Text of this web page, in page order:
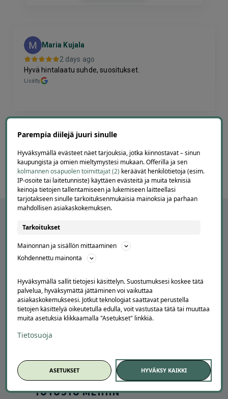
Maria Kujala
2 days ago
Hyvä hintalaatu suhde, suositukset.
Lisätty
Page
APUA JA NEUVOJA
Asiakaspalvelu
Usein kysytyt kysymykset
Suosittele Offerillaa
TUTUSTU MEIHIN
Parempia diilejä juuri sinulle
Hyväksymällä evästeet näet tarjouksia, jotka kiinnostavat – sinun
kaupungista ja omien mieltymystesi mukaan. Offerilla ja sen
kolmannen osapuolen toimittajat (2) keräävät henkilötietoja (esim.
IP-osoite tai laitetunniste) käyttäen evästeitä ja muita teknisiä
keinoja tietojen tallentamiseen ja lukemiseen laitteellasi
tarjotakseen sinulle tarkoituksenmukaisia mainoksia ja parhaan
mahdollisen asiakaskokemuksen.
Tarkoitukset
Mainonnan ja sisällön mittaaminen
Kohdennettu mainonta
Hyväksymällä sallit tietojesi käsittelyn. Suostumuksesi koskee tätä
palvelua, hyväksymättä jättäminen voi vaikuttaa
asiakaskokemukseesi. Jotkut teknologiat saattavat perustella
tietojen käsittelyä oikeutetulla edulla, voit vastustaa tätä tai muuttaa
muita asetuksia klikkaamalla "Asetukset" linkkiä.
Tietosuoja
ASETUKSET HYVÄKSY KAIKKI